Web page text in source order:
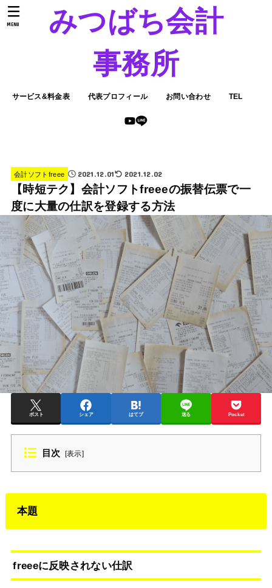
みつばち会計
事務所
サービス&料金表 代表プロフィール お問い合わせ TEL
MENU
会計ソフトfreee 2021.12.01 2021.12.02
【時短テク】会計ソフトfreeeの振替伝票で一
度に大量の仕訳を登録する方法
ポスト シェア はてブ 送る Pocket
目次 [表示]
本題
freeeに反映されない仕訳